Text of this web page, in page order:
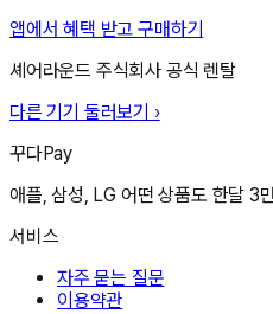
앱에서 혜택 받고 구매하기
셰어라운드 주식회사 공식 렌탈
다른 기기 둘러보기 ›
꾸다Pay
애플, 삼성, LG 어떤 상품도 한달 3
서비스
자주 묻는 질문
이용약관